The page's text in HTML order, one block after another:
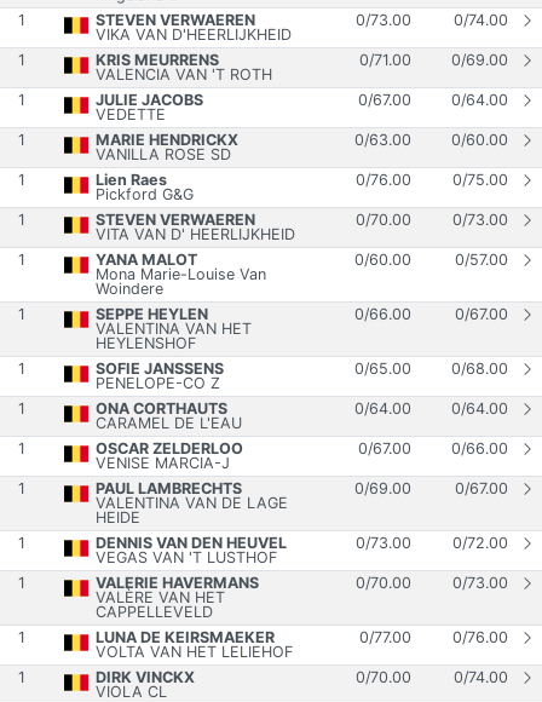
1
STEVEN VERWAEREN
VIKA VAN D'HEERLIJKHEID
0/73.00 0/74.00
1
KRIS MEURRENS
VALENCIA VAN 'T ROTH
0/71.00 0/69.00
1
JULIE JACOBS
VEDETTE
0/67.00 0/64.00
1
MARIE HENDRICKX
VANILLA ROSE SD
0/63.00 0/60.00
1
Lien Raes
Pickford G&G
0/76.00 0/75.00
1
STEVEN VERWAEREN
VITA VAN D' HEERLIJKHEID
0/70.00 0/73.00
1
YANA MALOT
Mona Marie-Louise Van
Woindere
0/60.00 0/57.00
1
SEPPE HEYLEN
VALENTINA VAN HET
HEYLENSHOF
0/66.00 0/67.00
1
SOFIE JANSSENS
PENELOPE-CO Z
0/65.00 0/68.00
1
ONA CORTHAUTS
CARAMEL DE L'EAU
0/64.00 0/64.00
1
OSCAR ZELDERLOO
VENISE MARCIA-J
0/67.00 0/66.00
1
PAUL LAMBRECHTS
VALENTINA VAN DE LAGE
HEIDE
0/69.00 0/67.00
1
DENNIS VAN DEN HEUVEL
VEGAS VAN 'T LUSTHOF
0/73.00 0/72.00
1
VALERIE HAVERMANS
VALÈRE VAN HET
CAPPELLEVELD
0/70.00 0/73.00
1
LUNA DE KEIRSMAEKER
VOLTA VAN HET LELIEHOF
0/77.00 0/76.00
1
DIRK VINCKX
VIOLA CL
0/70.00 0/74.00